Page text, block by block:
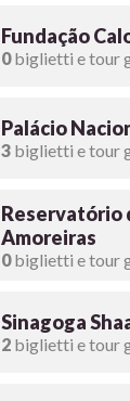
Fundação
0biglietti e tour
Palácio
3biglietti e tour
Reservatório
Amoreiras
0biglietti e tour
Sinagoga
2biglietti e tour